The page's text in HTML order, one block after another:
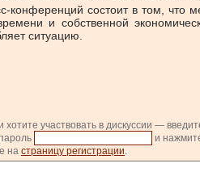
конференций состоит в том,
и собственной
ситуацию.
участвовать в дискуссии —
и
на страницу регистрации.